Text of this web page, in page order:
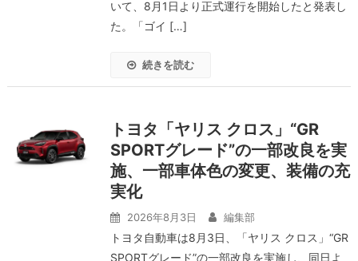
いて、8月1日より正式運行を開始したと発表し
た。「ゴイ […]
続きを読む
トヨタ「ヤリス クロス」“GR
SPORTグレード”の一部改良を実
施、一部車体色の変更、装備の充
実化
2026年8月3日 編集部
トヨタ自動車は8月3日、「ヤリス クロス」“GR
SPORTグレード”の一部改良を実施し、同日よ